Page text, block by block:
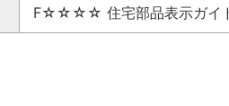
F☆☆☆☆ 住宅部品表示ガイ